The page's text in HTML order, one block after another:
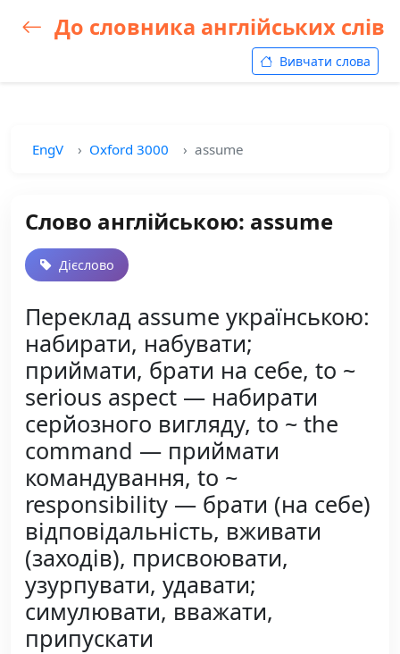
До словника англійських слів
Вивчати слова
EngV Oxford 3000 assume
Слово англійською: assume
Дієслово
Переклад assume українською:
набирати, набувати;
приймати, брати на себе, to ~
serious aspect — набирати
серйозного вигляду, to ~ the
command — приймати
командування, to ~
responsibility — брати (на себе)
відповідальність, вживати
(заходів), присвоювати,
узурпувати, удавати;
симулювати, вважати,
припускати